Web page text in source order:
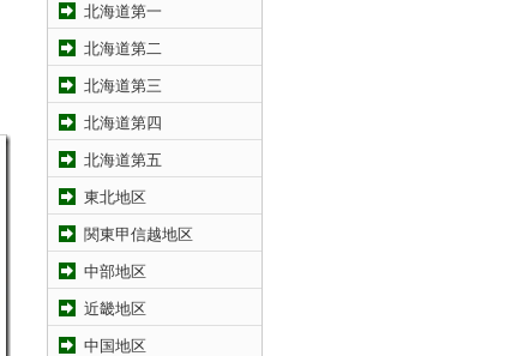
北海道第一
北海道第二
北海道第三
北海道第四
北海道第五
東北地区
関東甲信越地区
中部地区
近畿地区
中国地区